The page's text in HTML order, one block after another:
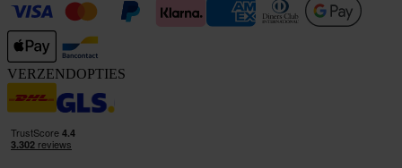
VERZENDOPTIES